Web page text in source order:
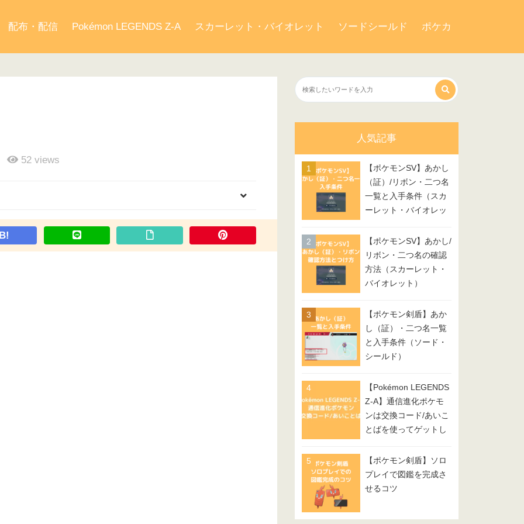
配布・配信 Pokémon LEGENDS Z-A スカーレット・バイオレット ソードシールド ポケカ
52 views
人気記事
【ポケモンSV】あかし
（証）/リボン・二つ名
一覧と入手条件（スカ
ーレット・バイオレッ
【ポケモンSV】あかし/
リボン・二つ名の確認
方法（スカーレット・
バイオレット）
【ポケモン剣盾】あか
し（証）・二つ名一覧
と入手条件（ソード・
シールド）
【Pokémon LEGENDS
Z-A】通信進化ポケモ
ンは交換コード/あいこ
とばを使ってゲットし
【ポケモン剣盾】ソロ
プレイで図鑑を完成さ
せるコツ